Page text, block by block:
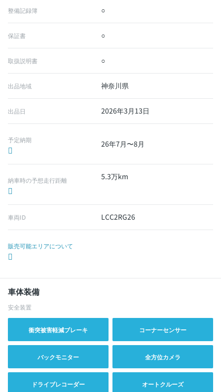
整備記録簿 ○
保証書 ○
取扱説明書 ○
出品地域 神奈川県
出品日 2026年3月13日
予定納期 26年7月〜8月
納車時の予想走行距離 5.3万km
車両ID LCC2RG26
販売可能エリアについて
車体装備
安全装置
衝突被害軽減ブレーキ コーナーセンサー
バックモニター 全方位カメラ
ドライブレコーダー オートクルーズ